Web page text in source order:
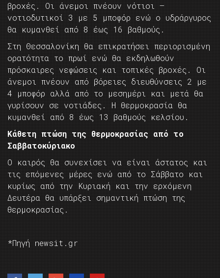
βροχές. Οι άνεμοι πνέουν νότιοι –
νοτιοδυτικοί 3 με 5 μποφόρ ενώ ο υδράργυρος
θα κυμανθεί από 8 έως 16 βαθμούς.
Στη Θεσσαλονίκη θα επικρατήσει περιορισμένη
ορατότητα το πρωί ενώ θα εκδηλωθούν
πρόσκαιρες νεφώσεις και τοπικές βροχές. Οι
άνεμοι πνέουν από βόρειες διευθύνσεις 2 με
4 μποφόρ αλλά από το μεσημέρι και μετά θα
γυρίσουν σε νοτιάδες. Η θερμοκρασία θα
κυμανθεί από 8 έως 13 βαθμούς κελσίου.
Κάθετη πτώση της θερμοκρασίας από το
Σαββατοκύριακο
Ο καιρός θα συνεχίσει να είναι άστατος και
τις επόμενες μέρες ενώ από το Σάββατο και
κυρίως από την Κυριακή και την ερχόμενη
Δευτέρα θα υπάρξει σημαντική πτώση της
θερμοκρασίας.
*Πηγή newsit.gr